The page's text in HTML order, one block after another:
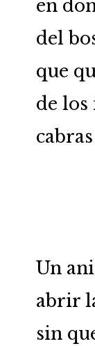
en
del
que
de los
Un
abrir
sin